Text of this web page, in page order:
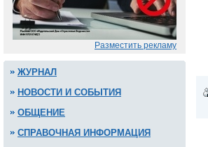
Разместить рекламу
ЖУРНАЛ
НОВОСТИ И СОБЫТИЯ
ОБЩЕНИЕ
СПРАВОЧНАЯ ИНФОРМАЦИЯ